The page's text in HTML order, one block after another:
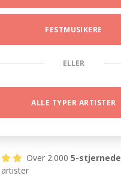
FESTMUSIKERE
ELLER
ALLE TYPER ARTISTER
Over 2.0005-stjernede